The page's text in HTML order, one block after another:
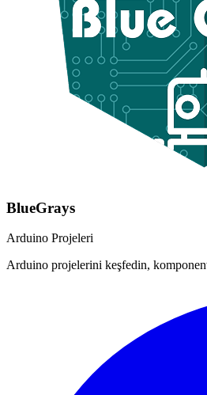
BlueGrays
Arduino Projeleri
Arduino projelerini keşfedin,